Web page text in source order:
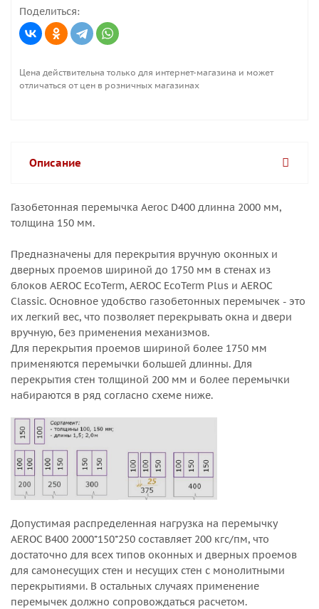
Поделиться:
Цена действительна только для интернет-магазина и может
отличаться от цен в розничных магазинах
Описание
Газобетонная перемычка Aeroc D400 длинна 2000 мм,
толщина 150 мм.
Предназначены для перекрытия вручную оконных и
дверных проемов шириной до 1750 мм в стенах из
блоков AEROC EcoTerm, AEROC EcoTerm Plus и AEROC
Classic. Основное удобство газобетонных перемычек - это
их легкий вес, что позволяет перекрывать окна и двери
вручную, без применения механизмов.
Для перекрытия проемов шириной более 1750 мм
применяются перемычки большей длинны. Для
перекрытия стен толщиной 200 мм и более перемычки
набираются в ряд согласно схеме ниже.
Допустимая распределенная нагрузка на перемычку
AEROC В400 2000*150*250 составляет 200 кгс/пм, что
достаточно для всех типов оконных и дверных проемов
для самонесущих стен и несущих стен с монолитными
перекрытиями. В остальных случаях применение
перемычек должно сопровождаться расчетом.